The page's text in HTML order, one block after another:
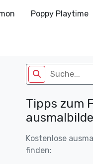
Poppy Playtime
Tipps zum
Kostenlose
finden: